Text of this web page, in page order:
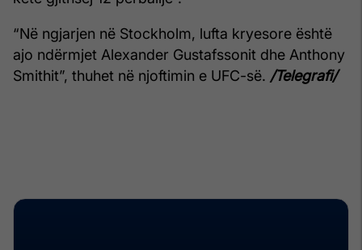
“Në ngjarjen në Stockholm, lufta kryesore është
ajo ndërmjet Alexander Gustafssonit dhe Anthony
Smithit”, thuhet në njoftimin e UFC-së. /Telegrafi/